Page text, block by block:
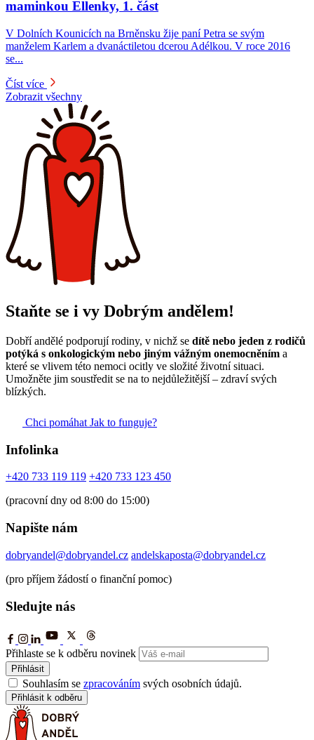
maminkou Ellenky, 1. část
V Dolních Kounicích na Brněnsku žije paní Petra se svým
manželem Karlem a dvanáctiletou dcerou Adélkou. V roce 2016
se...
Číst více
Zobrazit všechny
Staňte se i vy Dobrým andělem!
Dobří andělé podporují rodiny, v nichž se dítě nebo jeden z rodičů
potýká s onkologickým nebo jiným vážným onemocněním a
které se vlivem této nemoci ocitly ve složité životní situaci.
Umožněte jim soustředit se na to nejdůležitější – zdraví svých
blízkých.
Chci pomáhat Jak to funguje?
Infolinka
+420 733 119 119 +420 733 123 450
(pracovní dny od 8:00 do 15:00)
Napište nám
dobryandel@dobryandel.cz andelskaposta@dobryandel.cz
(pro příjem žádostí o finanční pomoc)
Sledujte nás
Přihlaste se k odběru novinek
Přihlásit
Souhlasím se zpracováním svých osobních údajů.
Přihlásit k odběru